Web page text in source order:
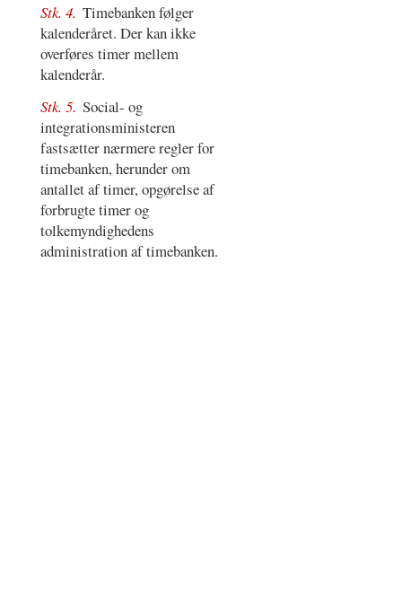
Stk. 4. Timebanken følger
kalenderåret. Der kan ikke
overføres timer mellem
kalenderår.
Stk. 5. Social- og
integrationsministeren
fastsætter nærmere regler for
timebanken, herunder om
antallet af timer, opgørelse af
forbrugte timer og
tolkemyndighedens
administration af timebanken.